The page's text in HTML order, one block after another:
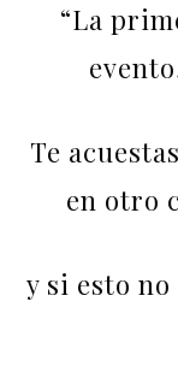
“La
Te
en otro
y si esto